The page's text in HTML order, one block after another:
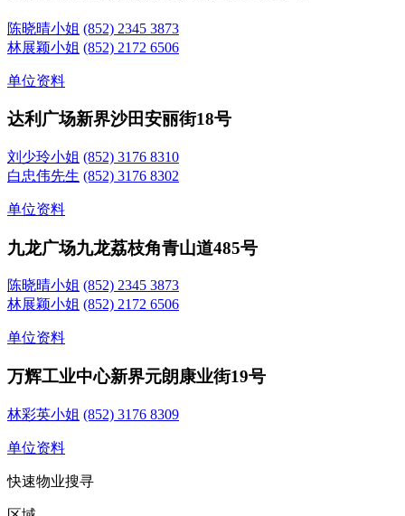
陈晓晴小姐 (852) 2345 3873
林展颖小姐 (852) 2172 6506
单位资料
达利广场新界沙田安丽街18号
刘少玲小姐 (852) 3176 8310
白忠伟先生 (852) 3176 8302
单位资料
九龙广场九龙荔枝角青山道485号
陈晓晴小姐 (852) 2345 3873
林展颖小姐 (852) 2172 6506
单位资料
万辉工业中心新界元朗康业街19号
林彩英小姐 (852) 3176 8309
单位资料
快速物业搜寻